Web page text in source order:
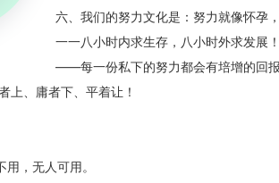
六、我们的努力文化是：努力就像怀孕
一一八小时内求生存，八小时外求发展
——每一份私下的努力都会有培增的回
上、庸者下、平着让！
，无人可用。